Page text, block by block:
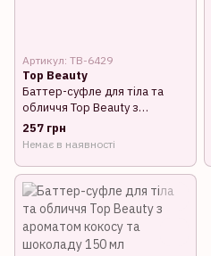
Артикул: TB-6429
Top Beauty
Баттер-суфле для тіла та
обличчя Top Beauty з
ароматом манго 150 мл
257 грн
Немає в наявності